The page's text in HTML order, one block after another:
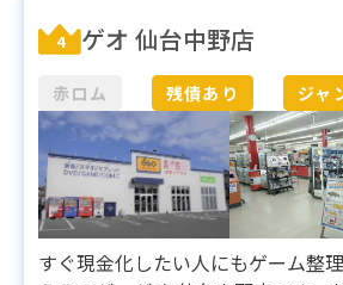
4 ゲオ 仙台中野店
赤ロム 残債あり ジャ
すぐ現金化したい人にもゲーム整